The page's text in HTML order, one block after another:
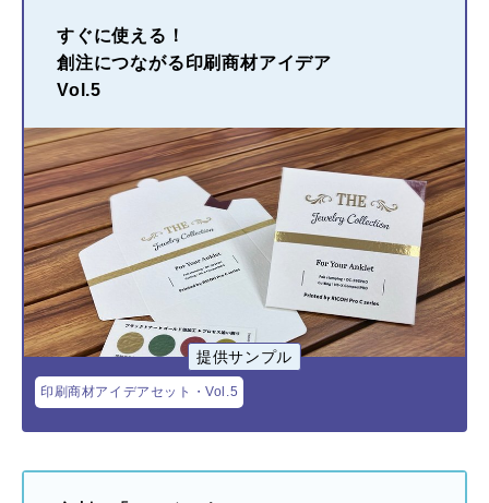
すぐに使える！
創注につながる印刷商材アイデア
Vol.5
提供サンプル
印刷商材アイデアセット・Vol.5